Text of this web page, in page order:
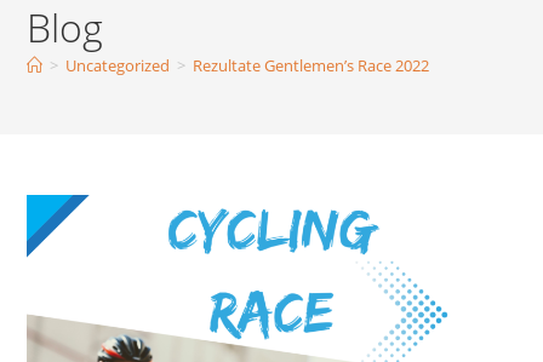
Blog
> Uncategorized > Rezultate Gentlemen’s Race 2022